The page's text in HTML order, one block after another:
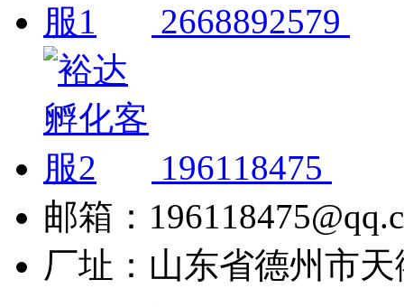
2668892579
196118475
邮箱：
厂址：山东省德州市